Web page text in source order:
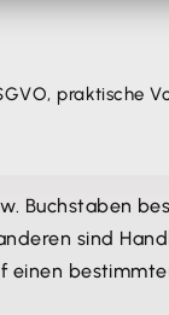
praktische
Buchstaben
sind
einen